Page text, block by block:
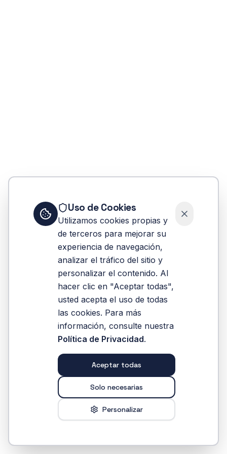
Uso de Cookies
Utilizamos cookies propias y
de terceros para mejorar su
experiencia de navegación,
analizar el tráfico del sitio y
personalizar el contenido. Al
hacer clic en "Aceptar todas",
usted acepta el uso de todas
las cookies. Para más
información, consulte nuestra
Política de Privacidad.
Aceptar todas
Solo necesarias
Personalizar
404
Oops! Página no encontrada
Volver al Inicio